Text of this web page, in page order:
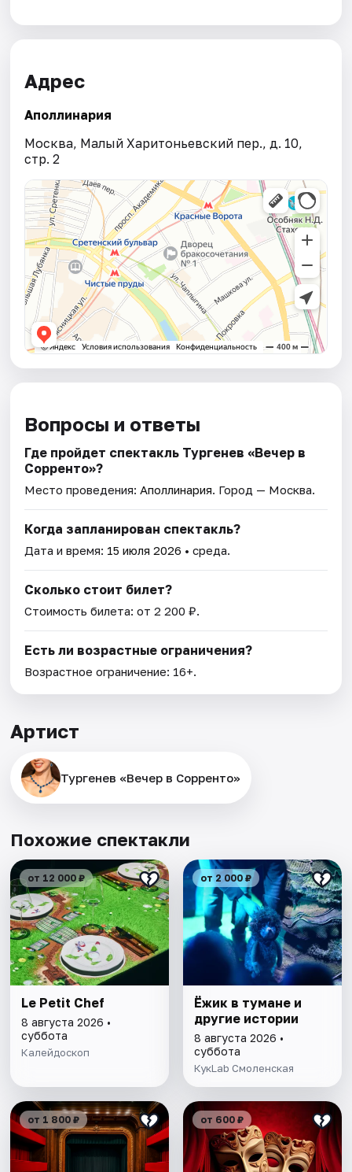
Адрес
Аполлинария
Москва, Малый Харитоньевский пер., д. 10,
стр. 2
Вопросы и ответы
Где пройдет спектакль Тургенев «Вечер в
Сорренто»?
Место проведения:Аполлинария. Город — Москва.
Когда запланирован спектакль?
Дата и время: 15 июля 2026 • среда.
Сколько стоит билет?
Стоимость билета: от 2 200 ₽.
Есть ли возрастные ограничения?
Возрастное ограничение: 16+.
Артист
Тургенев «Вечер в Сорренто»
Похожие спектакли
от 12 000 ₽
Le Petit Chef
8 августа 2026 •
суббота
Калейдоскоп
от 2 000 ₽
Ёжик в тумане и
другие истории
8 августа 2026 •
суббота
КукLab Смоленская
от 1 800 ₽ от 600 ₽